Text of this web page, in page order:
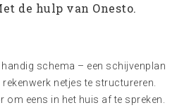
de hulp van Onesto.
handig schema – een schijvenplan
netjes te structureren.
om eens in het huis af te spreken.